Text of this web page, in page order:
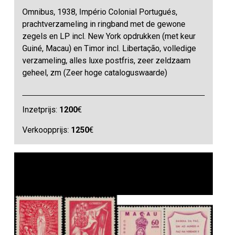
Omnibus, 1938, Império Colonial Portugués,
prachtverzameling in ringband met de gewone
zegels en LP incl. New York opdrukken (met keur
Guiné, Macau) en Timor incl. Libertação, volledige
verzameling, alles luxe postfris, zeer zeldzaam
geheel, zm (Zeer hoge cataloguswaarde)
Inzetprijs: 1200€
Verkoopprijs: 1250€